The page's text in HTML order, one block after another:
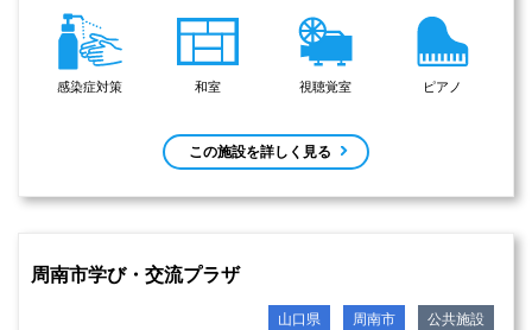
感染症対策 和室 視聴覚室 ピアノ
この施設を詳しく見る
周南市学び・交流プラザ
山口県 周南市 公共施設